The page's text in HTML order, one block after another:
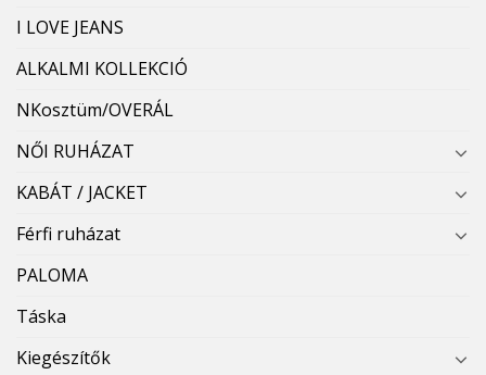
I LOVE JEANS
ALKALMI KOLLEKCIÓ
NKosztüm/OVERÁL
NŐI RUHÁZAT
KABÁT / JACKET
Férfi ruházat
PALOMA
Táska
Kiegészítők